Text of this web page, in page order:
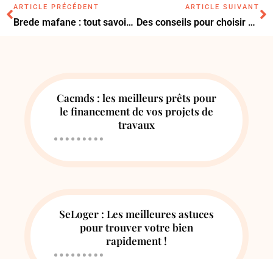
ARTICLE PRÉCÉDENT
Brede mafane : tout savoir sur cette plante
ARTICLE SUIVANT
Des conseils pour choisir une fenêtre coulissante et baie vitrée
Cacmds : les meilleurs prêts pour
le financement de vos projets de
travaux
SeLoger : Les meilleures astuces
pour trouver votre bien
rapidement !